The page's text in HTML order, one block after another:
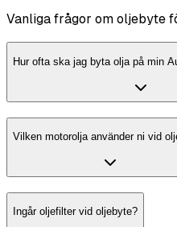
Vanliga frågor om oljebyte
Hur ofta ska jag byta olja på min
Vilken motorolja använder ni vid
Ingår oljefilter vid oljebyte?